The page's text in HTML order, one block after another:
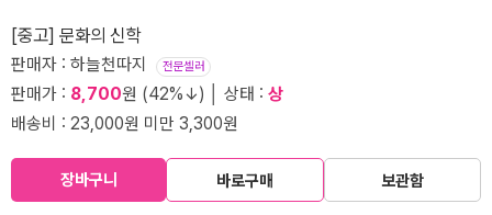
[중고] 문화의 신학
판매자 : 하늘천따지 전문셀러
판매가 : 8,700원 (42%↓) │ 상태 : 상
배송비 : 23,000원 미만 3,300원
장바구니 바로구매 보관함